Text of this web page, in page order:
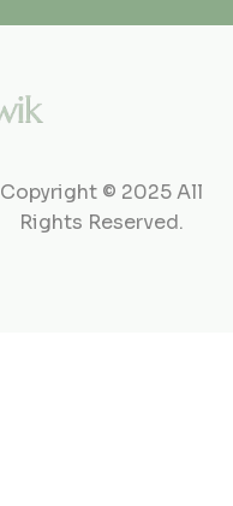
Copyright © 2025 All
Rights Reserved.